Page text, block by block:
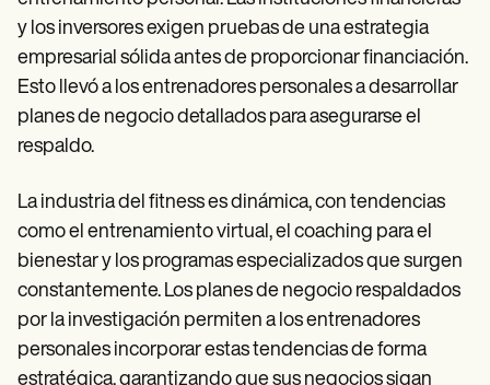
y los inversores exigen pruebas de una estrategia
empresarial sólida antes de proporcionar financiación.
Esto llevó a los entrenadores personales a desarrollar
planes de negocio detallados para asegurarse el
respaldo.
La industria del fitness es dinámica, con tendencias
como el entrenamiento virtual, el coaching para el
bienestar y los programas especializados que surgen
constantemente. Los planes de negocio respaldados
por la investigación permiten a los entrenadores
personales incorporar estas tendencias de forma
estratégica, garantizando que sus negocios sigan